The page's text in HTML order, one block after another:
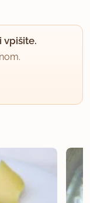
vpišite.